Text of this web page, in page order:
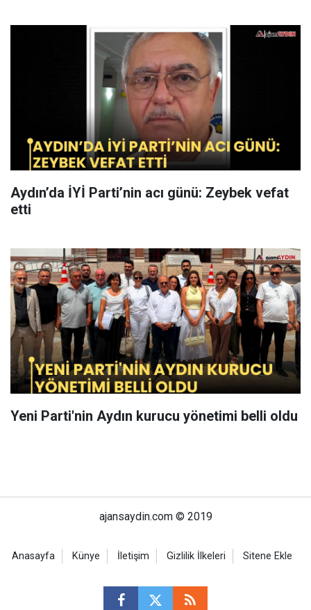
Aydın’da İYİ Parti’nin acı günü: Zeybek vefat
etti
Yeni Parti'nin Aydın kurucu yönetimi belli oldu
ajansaydin.com © 2019
Anasayfa Künye İletişim Gizlilik İlkeleri Sitene Ekle